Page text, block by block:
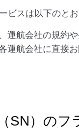
ビスは以下のと
運航会社の規約
運航会社に直接お
SN）のフ